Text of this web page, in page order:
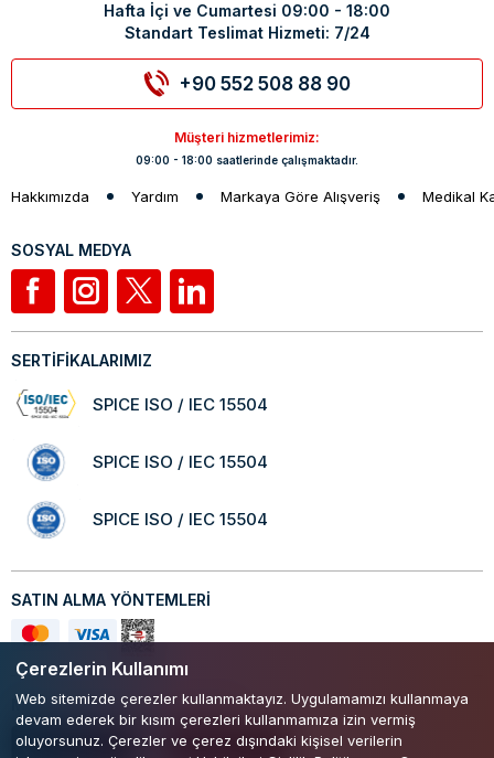
Çerezlerin Kullanımı
Web sitemizde çerezler kullanmaktayız. Uygulamamızı kullanmaya
devam ederek bir kısım çerezleri kullanmamıza izin vermiş
oluyorsunuz. Çerezler ve çerez dışındaki kişisel verilerin
Hafta İçi ve Cumartesi 09:00 - 18:00
Standart Teslimat Hizmeti: 7/24
+90 552 508 88 90
Müşteri hizmetlerimiz:
09:00 - 18:00 saatlerinde çalışmaktadır.
Hakkımızda Yardım Markaya Göre Alışveriş Medikal
SOSYAL MEDYA
SERTİFİKALARIMIZ
SPICE ISO / IEC 15504
SPICE ISO / IEC 15504
SPICE ISO / IEC 15504
SATIN ALMA YÖNTEMLERİ
Mobil Uygulamamızı Keşfedin!